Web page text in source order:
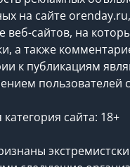
на сайте orenday.ru,
веб-сайтов, на
а также
к публикациям
пользователей
категория сайта: 18+